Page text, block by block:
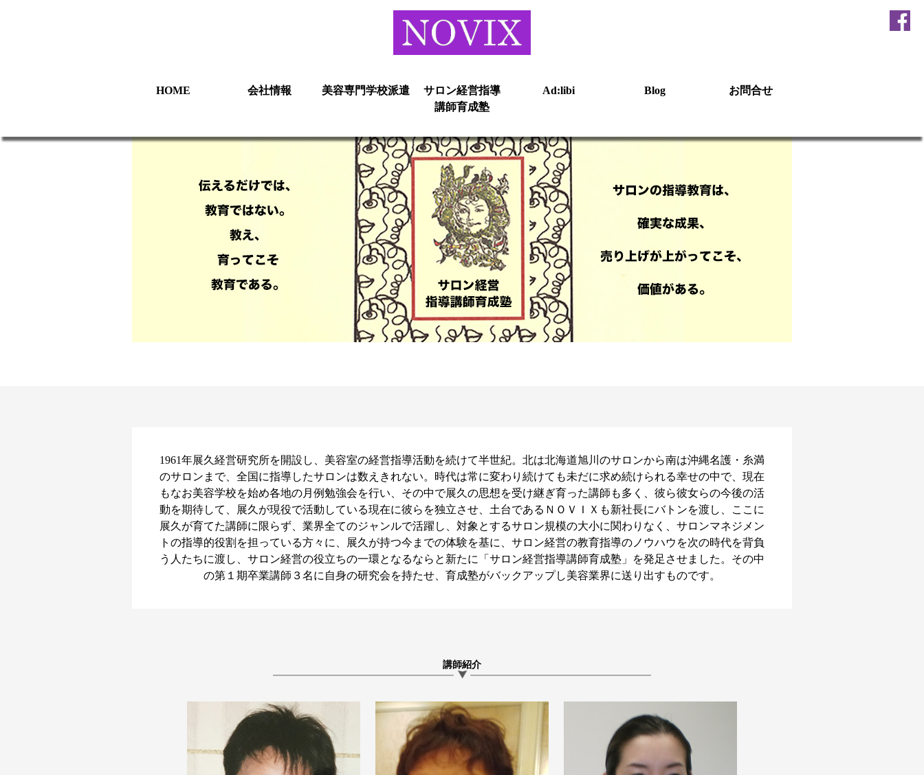
HOME 会社情報 美容専門学校派遣
サロン経営指導
講師育成塾
Ad:libi Blog お問合せ
1961年展久経営研究所を開設し、美容室の経営指導活動を続けて半世紀。北は北海道旭川のサロンから南は沖縄名護・糸満
のサロンまで、全国に指導したサロンは数えきれない。時代は常に変わり続けても未だに求め続けられる幸せの中で、現在
もなお美容学校を始め各地の月例勉強会を行い、その中で展久の思想を受け継ぎ育った講師も多く、彼ら彼女らの今後の活
動を期待して、展久が現役で活動している現在に彼らを独立させ、土台であるＮＯＶＩＸも新社長にバトンを渡し、ここに
展久が育てた講師に限らず、業界全てのジャンルで活躍し、対象とするサロン規模の大小に関わりなく、サロンマネジメン
トの指導的役割を担っている方々に、展久が持つ今までの体験を基に、サロン経営の教育指導のノウハウを次の時代を背負
う人たちに渡し、サロン経営の役立ちの一環となるならと新たに「サロン経営指導講師育成塾」を発足させました。その中
の第１期卒業講師３名に自身の研究会を持たせ、育成塾がバックアップし美容業界に送り出すものです。
講師紹介